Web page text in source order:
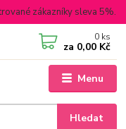
zákazníky sleva 5%.
Menu
Hledat
0 ks
za 0,00 Kč